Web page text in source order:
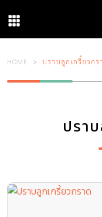
HOME ปราบลูกเกรี้ยวกร
ปรา